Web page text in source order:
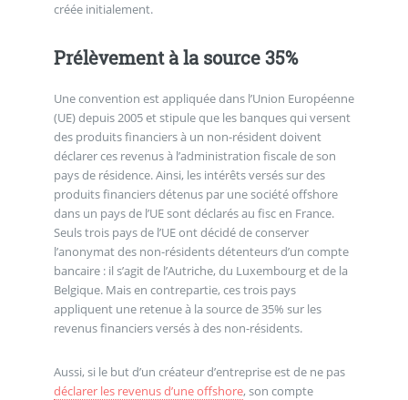
créée initialement.
Prélèvement à la source 35%
Une convention est appliquée dans l’Union Européenne
(UE) depuis 2005 et stipule que les banques qui versent
des produits financiers à un non-résident doivent
déclarer ces revenus à l’administration fiscale de son
pays de résidence. Ainsi, les intérêts versés sur des
produits financiers détenus par une société offshore
dans un pays de l’UE sont déclarés au fisc en France.
Seuls trois pays de l’UE ont décidé de conserver
l’anonymat des non-résidents détenteurs d’un compte
bancaire : il s’agit de l’Autriche, du Luxembourg et de la
Belgique. Mais en contrepartie, ces trois pays
appliquent une retenue à la source de 35% sur les
revenus financiers versés à des non-résidents.
Aussi, si le but d’un créateur d’entreprise est de ne pas
déclarer les revenus d’une offshore, son compte